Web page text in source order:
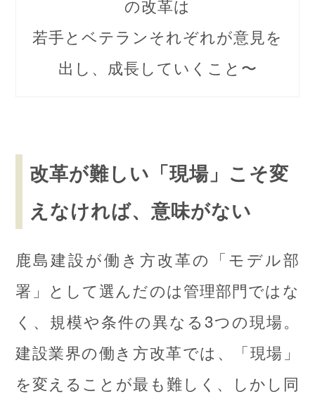
の改革は
若手とベテランそれぞれが意見を
出し、成長していくこと〜
改革が難しい「現場」こそ変
えなければ、意味がない
鹿島建設が働き方改革の「モデル部
署」として選んだのは管理部門ではな
く、規模や条件の異なる3つの現場。
建設業界の働き方改革では、「現場」
を変えることが最も難しく、しかし同